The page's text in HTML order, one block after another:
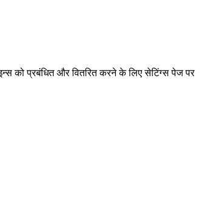
को प्रबंधित और वितरित करने के लिए सेटिंग्स पेज पर